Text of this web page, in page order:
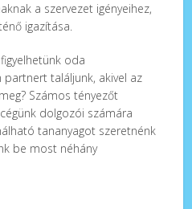
a szervezet igényeihez,
igazítása.
oda
partnert találjunk, akivel az
Számos tényezőt
dolgozói számára
tananyagot szeretnénk
be most néhány